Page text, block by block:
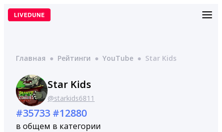
Перейти
Главная ● Рейтинги ● YouTube ● Star Kids
Star Kids
@starkids6811
#35733
в общем
#12880
в категории